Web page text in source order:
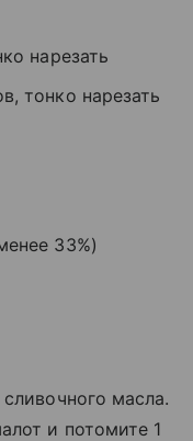
нарезать
тонко нарезать
33%)
масла.
и потомите 1